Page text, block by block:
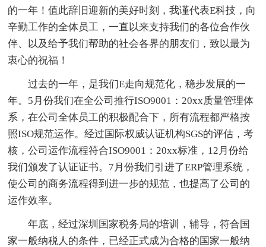
的一年！值此辞旧迎新的美好时刻，我谨代表E科技，向
辛勤工作的全体员工，一直以来支持我们的各位合作伙
伴、以及给予我们帮助的社会各界的朋友们，致以最为
衷心的祝福！
过去的一年，是我们E走向规范化，稳步发展的一
年。5月份我们在全公司推行ISO9001：20xx质量管理体
系，在公司全体员工的积极配合下，所有流程都严格按
照ISO规范运作。经过国际权威认证机构SGS的评估，考
核，公司运作流程符合ISO9001：20xx标准，12月份给
我们颁发了认证证书。7月份我们引进了ERP管理系统，
使公司的商务流程得到进一步的规范，也提高了公司的
运作效率。
年底，经过深圳国家税务局的培训，辅导，符合国
家一般纳税人的条件，已经正式成为合格的国家一般纳